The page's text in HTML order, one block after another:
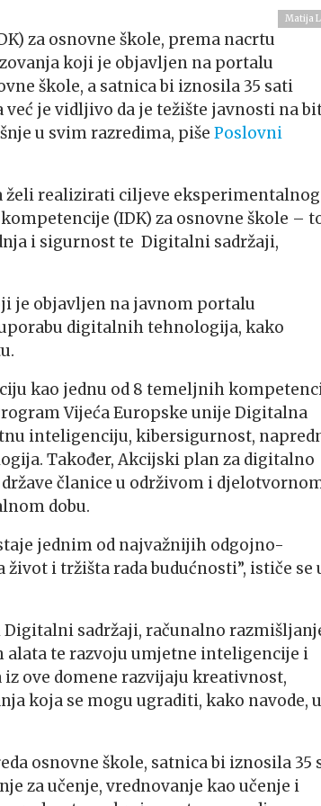
Matija
za osnovne škole, prema nacrtu
koji je objavljen na portalu
škole, a satnica bi iznosila 35 sati
je vidljivo da je težište javnosti na
u svim razredima, piše Poslovni
želi realizirati ciljeve eksperimentalnog
(IDK) za osnovne škole –
i sigurnost te Digitalni sadržaji,
je objavljen na javnom portalu
digitalnih tehnologija, kako
kao jednu od 8 temeljnih
Vijeća Europske unije Digitalna
inteligenciju, kibersigurnost,
Također, Akcijski plan za digitalno
članice u održivom i
dobu.
jednim od najvažnijih odgojno-
i tržišta rada budućnosti”, ističe se
sadržaji, računalno
te razvoju umjetne inteligencije i
ove domene razvijaju kreativnost,
koja se mogu ugraditi, kako navode, u
osnovne škole, satnica bi iznosila 35
za učenje, vrednovanje kao učenje i